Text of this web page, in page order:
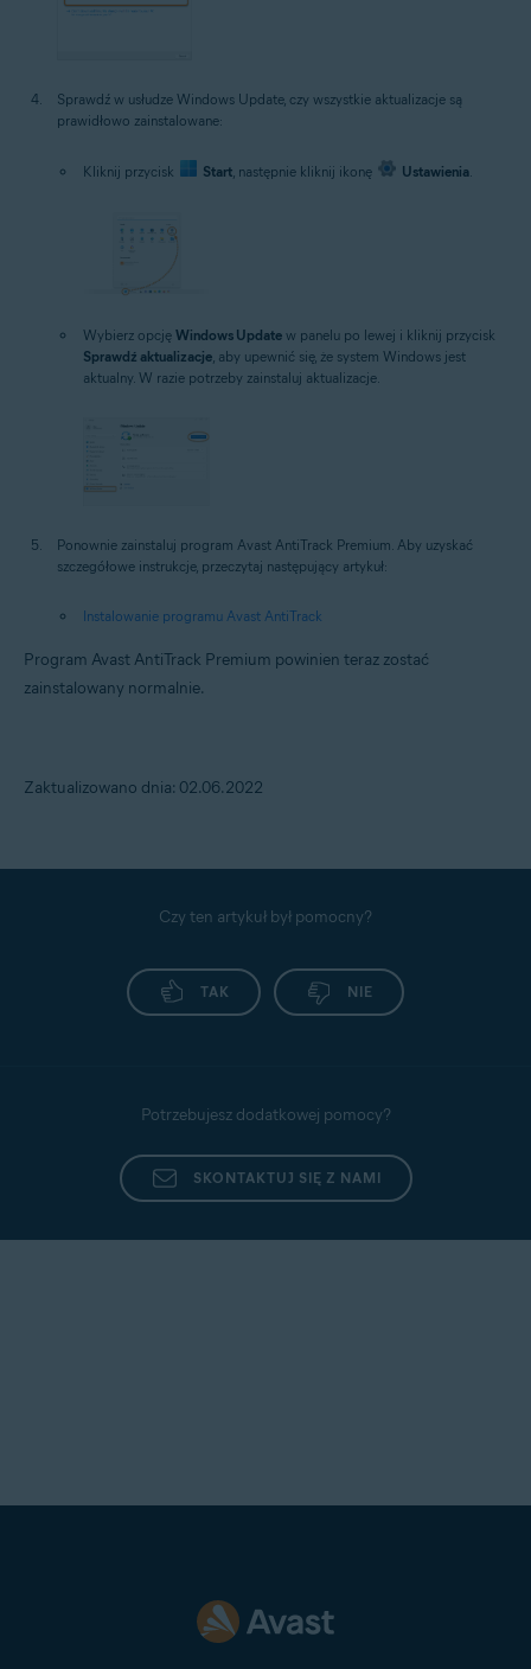
Sprawdź w usłudze Windows Update, czy wszystkie aktualizacje są
prawidłowo zainstalowane:
Kliknij przycisk Start , następnie kliknij ikonę Ustawienia.
Wybierz opcję Windows Update w panelu po lewej i kliknij przycisk
Sprawdź aktualizacje, aby upewnić się, że system Windows jest
aktualny. W razie potrzeby zainstaluj aktualizacje.
Ponownie zainstaluj program Avast AntiTrack Premium. Aby uzyskać
szczegółowe instrukcje, przeczytaj następujący artykuł:
Instalowanie programu Avast AntiTrack
Program Avast AntiTrack Premium powinien teraz zostać
zainstalowany normalnie.
Zaktualizowano dnia: 02.06.2022
Czy ten artykuł był pomocny?
TAK NIE
Potrzebujesz dodatkowej pomocy?
SKONTAKTUJ SIĘ Z NAMI